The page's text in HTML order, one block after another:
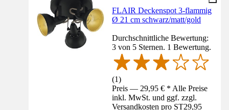
FLAIR Deckenspot 3-flammig
Ø 21 cm schwarz/matt/gold
Durchschnittliche Bewertung:
3 von 5 Sternen. 1 Bewertung.
(1)
Preis — 29,95 € * Alle Preise
inkl. MwSt. und ggf. zzgl.
Versandkosten pro ST29,95